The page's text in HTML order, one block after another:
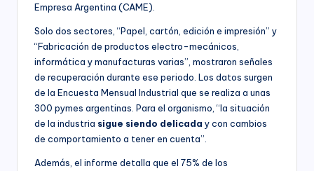
Empresa Argentina (CAME).
Solo dos sectores, “Papel, cartón, edición e impresión” y
“Fabricación de productos electro-mecánicos,
informática y manufacturas varias”, mostraron señales
de recuperación durante ese periodo. Los datos surgen
de la Encuesta Mensual Industrial que se realiza a unas
300 pymes argentinas. Para el organismo, “la situación
de la industria sigue siendo delicada y con cambios
de comportamiento a tener en cuenta”.
Además, el informe detalla que el 75% de los